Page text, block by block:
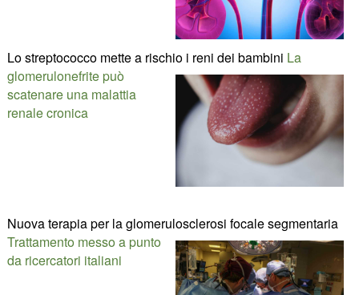
Lo streptococco mette a rischio i reni dei bambini La
glomerulonefrite può
scatenare una malattia
renale cronica
Nuova terapia per la glomerulosclerosi focale segmentaria
Trattamento messo a punto
da ricercatori italiani